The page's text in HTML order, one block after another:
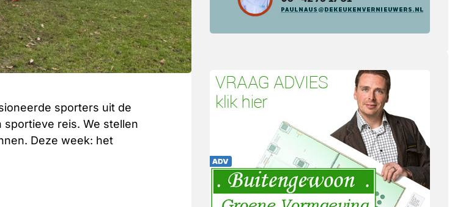
sporters uit de
reis. We stellen
Deze week: het